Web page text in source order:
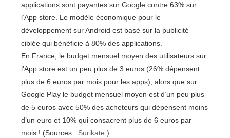
applications sont payantes sur Google contre 63% sur
l’App store. Le modèle économique pour le
développement sur Android est basé sur la publicité
ciblée qui bénéficie à 80% des applications.
En France, le budget mensuel moyen des utilisateurs sur
l’App store est un peu plus de 3 euros (26% dépensent
plus de 6 euros par mois pour les apps), alors que sur
Google Play le budget mensuel moyen est d’un peu plus
de 5 euros avec 50% des acheteurs qui dépensent moins
d’un euro et 10% qui consacrent plus de 6 euros par
mois ! (Sources : Surikate )